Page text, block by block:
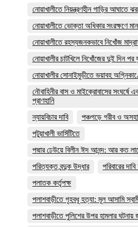
নোয়াখালীতে নিয়ন্ত্রণহীন গাড়ির আঘাতে
নোয়াখালীতে ভোক্তা অধিকার সংরক্ষণে
নোয়াখালীতে রহস্যজনকভাবে নিখোঁজ
নোয়াখালীর চাটখিলে নিখোঁজের দুই দিন
নোয়াখালীর সোনাইমুড়ীতে ভয়াবহ
নৌবাহিনীর বাস ও মাইক্রোবাসের সংঘর্ষে
প্রাণহানি
ন্যায়বিচার দাবি
পঞ্চগড়ে গরীব ও
পটুয়াখালী ভার্সিটিতে
পদ্মার ঢেউয়ে বিলীন ঈদ আনন্দ: আর কত
পরিত্যক্ত বন্দুক উদ্ধার
পরিবারের
পলাতক কর্তৃপক্ষ
পলাশবাড়ীতে গৃহবধূ হত্যা: মূল আসামি
পলাশবাড়ীতে পুলিশের উপর হামলার ঘটনায়